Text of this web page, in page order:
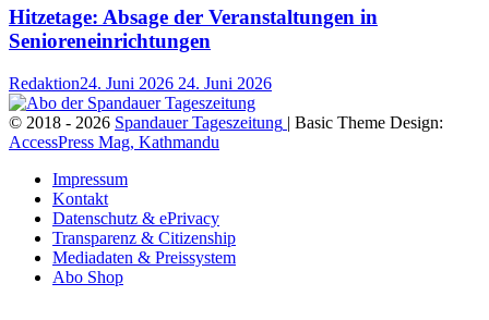
Hitzetage: Absage der Veranstaltungen in
Senioreneinrichtungen
Redaktion24. Juni 2026 24. Juni 2026
© 2018 - 2026 Spandauer Tageszeitung | Basic Theme Design:
AccessPress Mag, Kathmandu
Impressum
Kontakt
Datenschutz & ePrivacy
Transparenz & Citizenship
Mediadaten & Preissystem
Abo Shop